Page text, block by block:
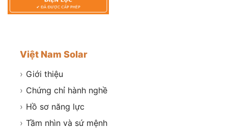
Việt Nam Solar
› Giới thiệu
› Chứng chỉ hành nghề
› Hồ sơ năng lực
› Tầm nhìn và sứ mệnh